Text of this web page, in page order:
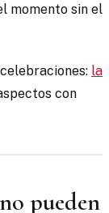
momento sin el
la
con
pueden